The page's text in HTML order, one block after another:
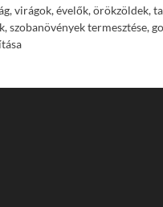
virágok, évelők, örökzöldek,
szobanövények termesztése,